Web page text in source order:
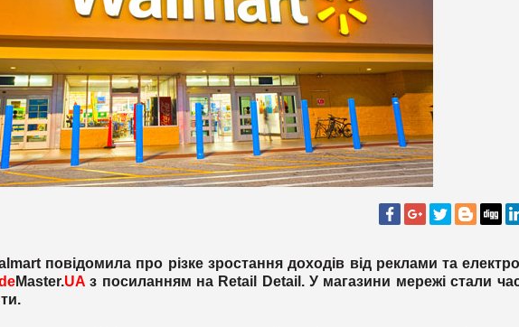
повідомила про різке зростання доходів від реклами та
Master.UAз посиланням на Retail Detail. У магазини мережі стали